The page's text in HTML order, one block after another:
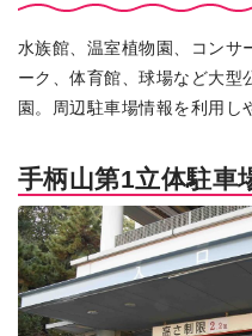
水族館、温室植物園、コンサ
ーク、体育館、球場など大型
園。周辺駐車場情報を利用し
手柄山第1立体駐車